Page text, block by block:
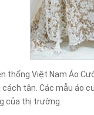
thống Việt Nam Áo
tân. Các mẫu áo
của thị trường.